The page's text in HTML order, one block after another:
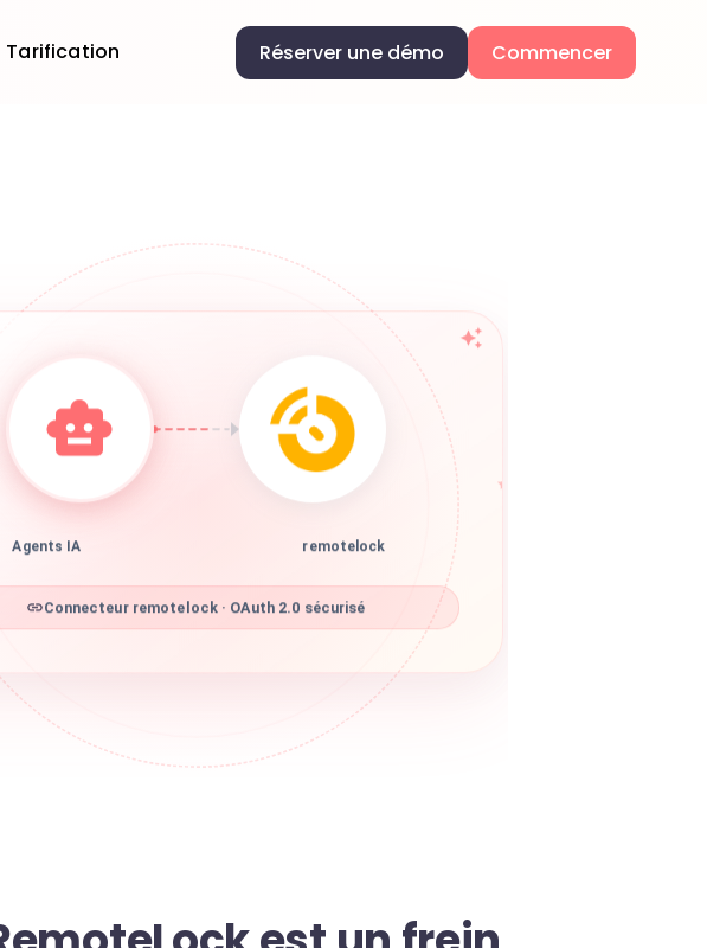
Tarification Réserver une démo Commencer
Agents IA remotelock
Connecteur remotelock · OAuth 2.0 sécurisé